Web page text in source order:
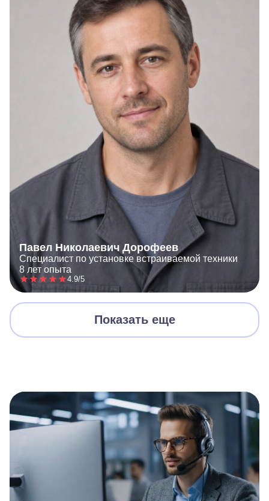
Павел Николаевич Дорофеев
Специалист по установке встраиваемой техники
8 лет опыта
4.9/5
Показать еще